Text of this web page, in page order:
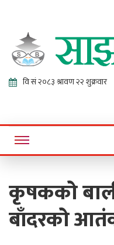
Online News Portal
कृषकको
बाँदरको